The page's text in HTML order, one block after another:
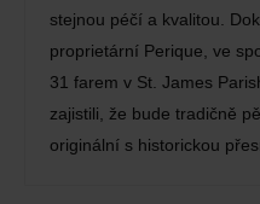
stejnou péčí a kvalitou.
proprietární Perique, ve
31 farem v St. James
zajistili, že bude tradičně
originální s historickou